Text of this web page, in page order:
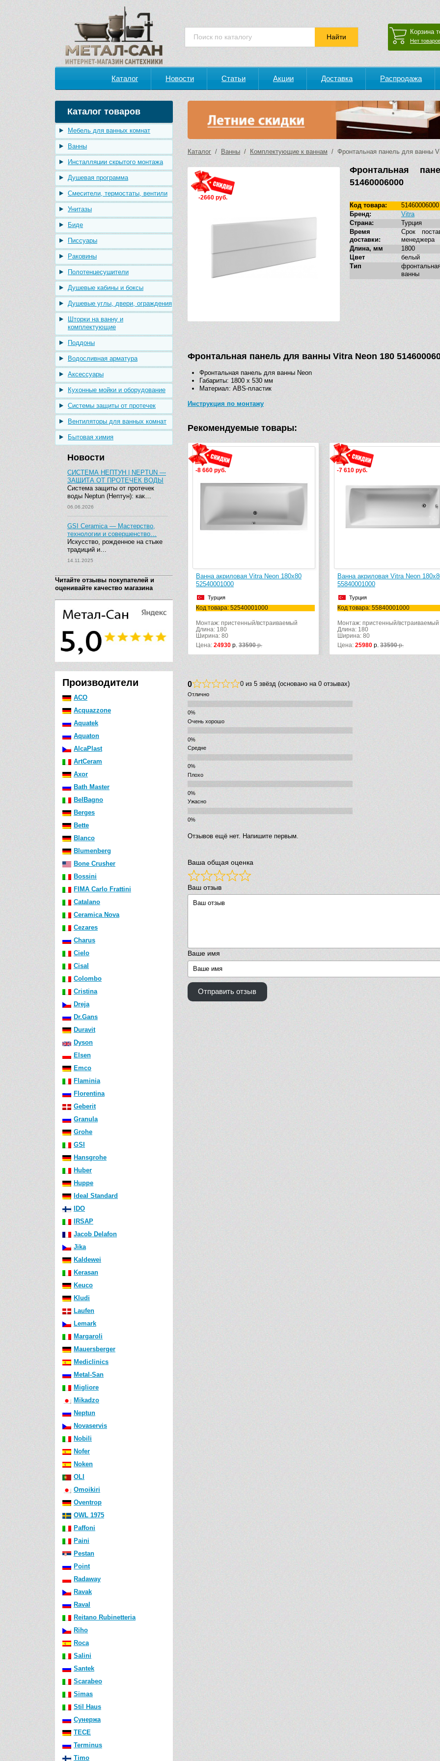
Корзина
Нет
Каталог Новости Статьи Акции Доставка Распродажа
Каталог товаров
Мебель для ванных комнат
Ванны
Инсталляции скрытого монтажа
Душевая программа
Смесители, термостаты, вентили
Унитазы
Биде
Писсуары
Раковины
Полотенцесушители
Душевые кабины и боксы
Душевые углы, двери, ограждения
Шторки на ванну и
комплектующие
Поддоны
Водосливная арматура
Аксессуары
Кухонные мойки и оборудование
Системы защиты от протечек
Вентиляторы для ванных комнат
Бытовая химия
Новости
СИСТЕМА НЕПТУН | NEPTUN —
ЗАЩИТА ОТ ПРОТЕЧЕК ВОДЫ
Система защиты от протечек
воды Neptun (Нептун): как…
06.06.2026
GSI Ceramica — Мастерство,
технологии и совершенство…
Искусство, рожденное на стыке
традиций и…
14.11.2025
Читайте отзывы покупателей и
оценивайте качество магазина
Производители
ACO
Acquazzone
Aquatek
Aquaton
AlcaPlast
ArtCeram
Axor
Bath Master
BelBagno
Berges
Bette
Blanco
Blumenberg
Bone Crusher
Bossini
FIMA Carlo Frattini
Catalano
Ceramica Nova
Cezares
Charus
Cielo
Cisal
Colombo
Cristina
Dreja
Dr.Gans
Duravit
Dyson
Elsen
Emco
Flaminia
Florentina
Geberit
Granula
Grohe
GSI
Hansgrohe
Huber
Huppe
Ideal Standard
IDO
IRSAP
Jacob Delafon
Jika
Kaldewei
Kerasan
Keuco
Kludi
Laufen
Lemark
Margaroli
Mauersberger
Mediclinics
Metal-San
Migliore
Mikadzo
Neptun
Novaservis
Nobili
Nofer
Noken
OLI
Omoikiri
Oventrop
OWL 1975
Paffoni
Paini
Pestan
Point
Radaway
Ravak
Raval
Reitano Rubinetteria
Riho
Roca
Salini
Santek
Scarabeo
Simas
Stil Haus
Сунержа
TECE
Terminus
Timo
Каталог / Ванны / Комплектующие к ваннам / Фронтальная панель для ванны
-2660 руб.
Фронтальная
51460006000
Код товара:
51460006000
Бренд:
Vitra
Страна:
Турция
Время
доставки:
Срок
менеджера
Длина, мм
1800
Цвет
белый
Тип
ванны
Фронтальная панель для ванны Vitra Neon 180
Фронтальная панель для ванны Neon
Габариты: 1800 x 530 мм
Материал: ABS-пластик
Инструкция по монтажу
Рекомендуемые товары:
-8 660 руб.
Ванна акриловая Vitra Neon 180х80
52540001000
Турция
Код товара: 52540001000
Монтаж: пристенный/встраиваемый
Длина: 180
Ширина: 80
Цена: 24930 р. 33590р.
-7 610 руб.
Ванна акриловая Vitra Neon
55840001000
Турция
Код товара: 55840001000
Монтаж: пристенный/встраиваемый
Длина: 180
Ширина: 80
Цена: 25980 р. 33590р.
0 0 из 5 звёзд (основано на 0 отзывах)
Отлично
Очень хорошо
Средне
Плохо
Ужасно
Отзывов ещё нет. Напишите первым.
Ваша общая оценка
Ваш отзыв
Ваше имя
Отправить отзыв